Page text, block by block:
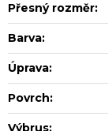
Přesný rozměr:
Barva:
Úprava:
Povrch:
Výbrus: